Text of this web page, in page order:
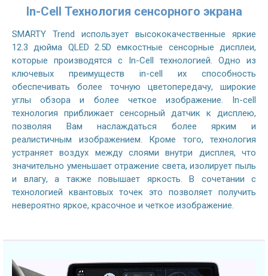
In-Cell Технология сенсорного экрана
SMARTY Trend использует высококачественные яркие
12.3 дюйма QLED 2.5D емкостные сенсорные дисплеи,
которые производятся с In-Cell технологией. Одно из
ключевых преимуществ in-cell их способность
обеспечивать более точную цветопередачу, широкие
углы обзора и более четкое изображение. In-cell
технология приближает сенсорный датчик к дисплею,
позволяя Вам наслаждаться более ярким и
реалистичным изображением. Кроме того, технология
устраняет воздух между слоями внутри дисплея, что
значительно уменьшает отражение света, изолирует пыль
и влагу, а также повышает яркость. В сочетании с
технологией квантовых точек это позволяет получить
невероятно яркое, красочное и четкое изображение.